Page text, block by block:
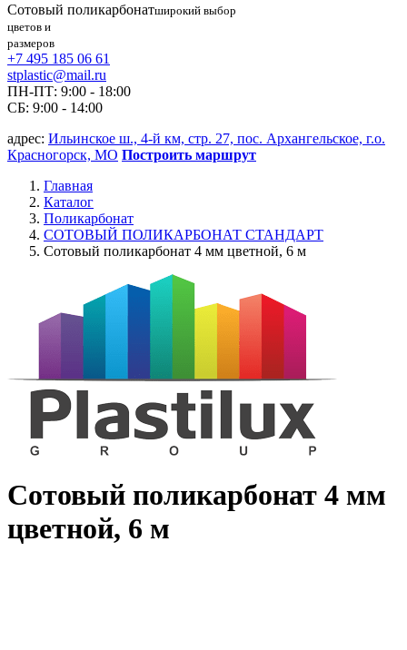
Сотовый поликарбонатширокий выбор
цветов и
размеров
+7 495 185 06 61
stplastic@mail.ru
ПН-ПТ: 9:00 - 18:00
СБ: 9:00 - 14:00
адрес: Ильинское ш., 4-й км, стр. 27, пос. Архангельское, г.о.
Красногорск, МО Построить маршрут
Главная
Каталог
Поликарбонат
СОТОВЫЙ ПОЛИКАРБОНАТ СТАНДАРТ
Сотовый поликарбонат 4 мм цветной, 6 м
Сотовый поликарбонат 4 мм
цветной, 6 м